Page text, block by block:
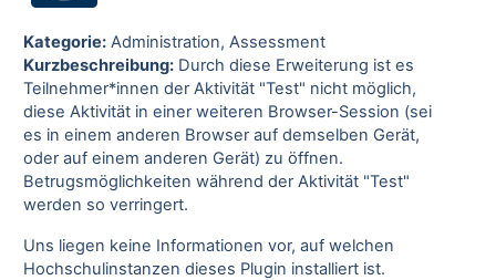
Kategorie:Administration, Assessment
Kurzbeschreibung:Durch diese Erweiterung ist es
Teilnehmer*innen der Aktivität "Test" nicht möglich,
diese Aktivität in einer weiteren Browser-Session (sei
es in einem anderen Browser auf demselben Gerät,
oder auf einem anderen Gerät) zu öffnen.
Betrugsmöglichkeiten während der Aktivität "Test"
werden so verringert.
Uns liegen keine Informationen vor, auf welchen
Hochschulinstanzen dieses Plugin installiert ist.